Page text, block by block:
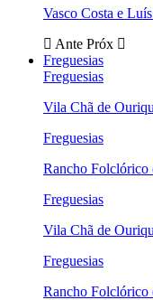
Vasco Costa e
Ante Próx
Freguesias
Freguesias
Vila Chã de
Freguesias
Rancho Folclórico
Freguesias
Vila Chã de
Freguesias
Rancho Folclórico